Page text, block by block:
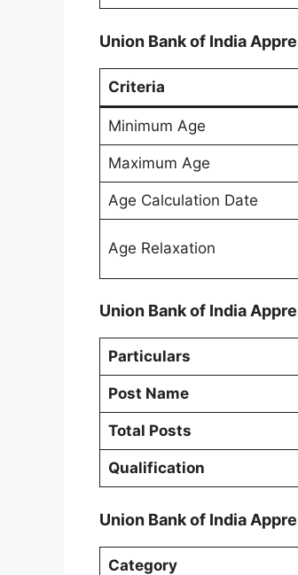
Union Bank of India
Criteria
Minimum Age
Maximum Age
Age Calculation Date
Age Relaxation
Union Bank of India
Particulars
Post Name
Total Posts
Qualification
Union Bank of India
Category